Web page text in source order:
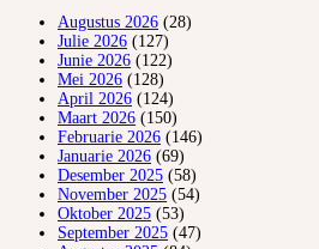
Augustus 2026 (28)
Julie 2026 (127)
Junie 2026 (122)
Mei 2026 (128)
April 2026 (124)
Maart 2026 (150)
Februarie 2026 (146)
Januarie 2026 (69)
Desember 2025 (58)
November 2025 (54)
Oktober 2025 (53)
September 2025 (47)